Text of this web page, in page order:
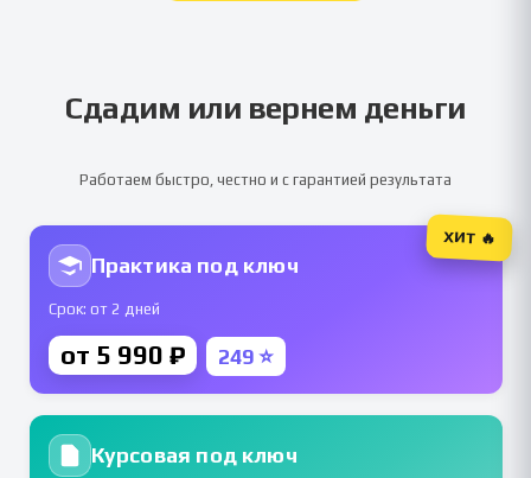
Сдадим или вернем деньги
Работаем быстро, честно и с гарантией результата
Практика под ключ
Срок: от 2 дней
от 5 990 ₽ 249 ⭐
ХИТ 🔥
Курсовая под ключ